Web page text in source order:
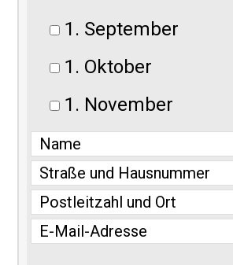
1. September
1. Oktober
1. November